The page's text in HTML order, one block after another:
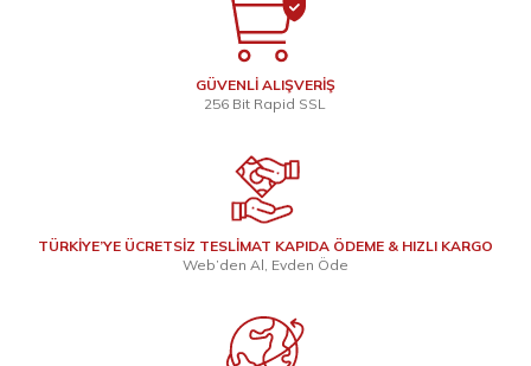
GÜVENLİ ALIŞVERİŞ
256 Bit Rapid SSL
TÜRKİYE’YE ÜCRETSİZ TESLİMAT KAPIDA ÖDEME & HIZLI KARGO
Web’den Al, Evden Öde